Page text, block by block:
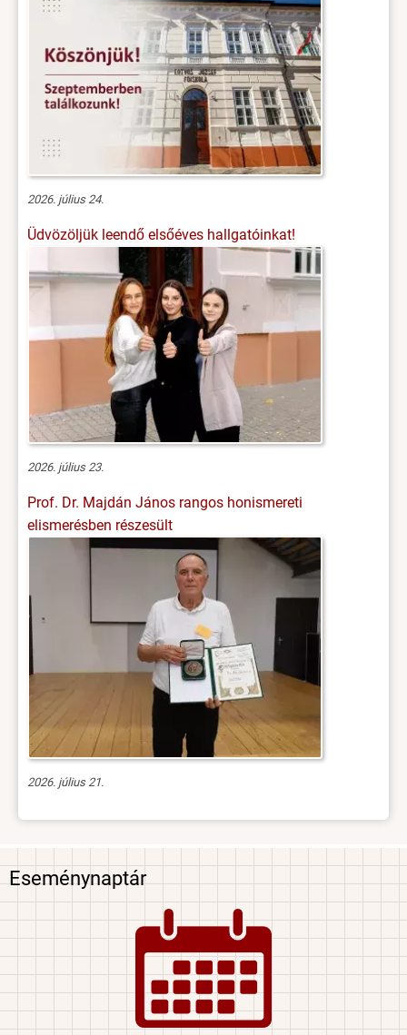
2026. július 24.
Üdvözöljük leendő elsőéves hallgatóinkat!
2026. július 23.
Prof. Dr. Majdán János rangos honismereti
elismerésben részesült
2026. július 21.
Eseménynaptár
Image